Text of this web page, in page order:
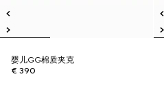
婴儿GG棉质夹克
€ 390